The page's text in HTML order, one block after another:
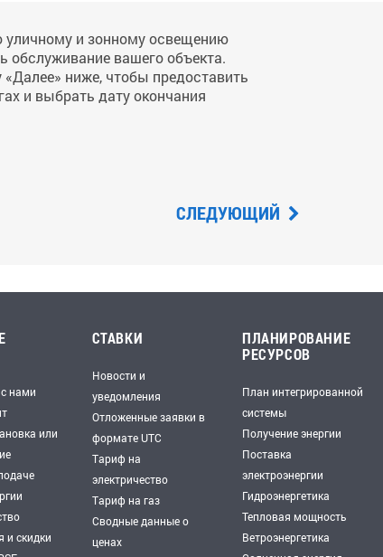
и зонному освещению
обслуживание вашего объекта.
ниже, чтобы предоставить
и выбрать дату окончания
СЛЕДУЮЩИЙ
нами
или
и скидки
СТАВКИ
Новости и
уведомления
Отложенные заявки в
формате UTC
Тариф на
электричество
Тариф на газ
Сводные данные о
ценах
ПЛАНИРОВАНИЕ
РЕСУРСОВ
План интегрированной
системы
Получение энергии
Поставка
электроэнергии
Гидроэнергетика
Тепловая мощность
Ветроэнергетика